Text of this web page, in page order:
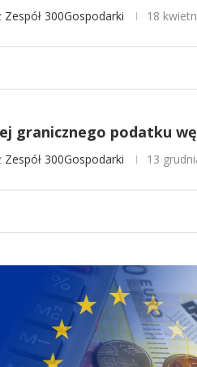
Zespół 300Gospodarki 18
granicznego podatku
Zespół 300Gospodarki 13